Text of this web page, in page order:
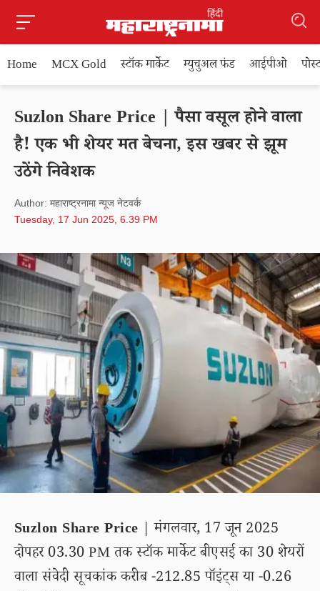
Home MCX Gold स्टॉक मार्केट म्युचुअल फंड आईपीओ
Suzlon Share Price | पैसा वसूल होने वाला
है! एक भी शेयर मत बेचना, इस खबर से झूम
उठेंगे निवेशक
Author: महाराष्ट्रनामा न्यूज नेटवर्क
Tuesday, 17 Jun 2025, 6.39 PM
Suzlon Share Price | मंगलवार, 17 जून 2025
दोपहर 03.30 PM तक स्टॉक मार्केट बीएसई का 30 शेयरों
वाला संवेदी सूचकांक करीब -212.85 पॉइंट्स या -0.26